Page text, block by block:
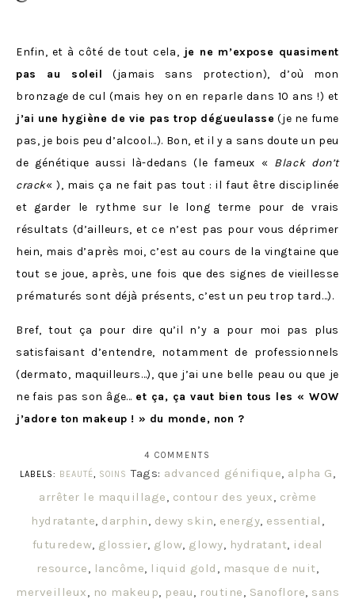
Enfin, et à côté de tout cela, je ne m’expose quasiment
pas au soleil (jamais sans protection), d’où mon
bronzage de cul (mais hey on en reparle dans 10 ans !) et
j’ai une hygiène de vie pas trop dégueulasse (je ne fume
pas, je bois peu d’alcool…). Bon, et il y a sans doute un peu
de génétique aussi là-dedans (le fameux « Black don’t
crack« ), mais ça ne fait pas tout : il faut être disciplinée
et garder le rythme sur le long terme pour de vrais
résultats (d’ailleurs, et ce n’est pas pour vous déprimer
hein, mais d’après moi, c’est au cours de la vingtaine que
tout se joue, après, une fois que des signes de vieillesse
prématurés sont déjà présents, c’est un peu trop tard…).
Bref, tout ça pour dire qu’il n’y a pour moi pas plus
satisfaisant d’entendre, notamment de professionnels
(dermato, maquilleurs…), que j’ai une belle peau ou que je
ne fais pas son âge… et ça, ça vaut bien tous les « WOW
j’adore ton makeup ! » du monde, non ?
4 COMMENTS
LABELS: BEAUTÉ, SOINS Tags: advanced génifique, alpha G,
arrêter le maquillage, contour des yeux, crème
hydratante, darphin, dewy skin, energy, essential ,
futuredew, glossier, glow, glowy, hydratant, ideal
resource, lancôme, liquid gold , masque de nuit,
merveilleux, no makeup, peau, routine, Sanoflore, sans